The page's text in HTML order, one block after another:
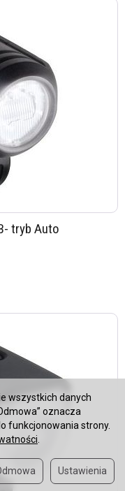
tryb Auto
wszystkich danych
oznacza
funkcjonowania strony.
Ustawienia